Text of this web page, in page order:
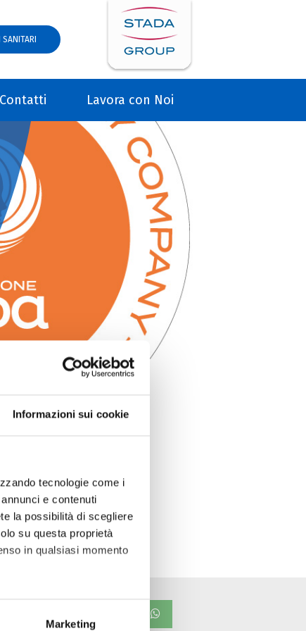
Informazioni sui cookie
tecnologie come i
e contenuti
la possibilità di scegliere
su questa proprietà
in qualsiasi momento
metro,Marketing
SANITARI
Contatti Lavora con Noi